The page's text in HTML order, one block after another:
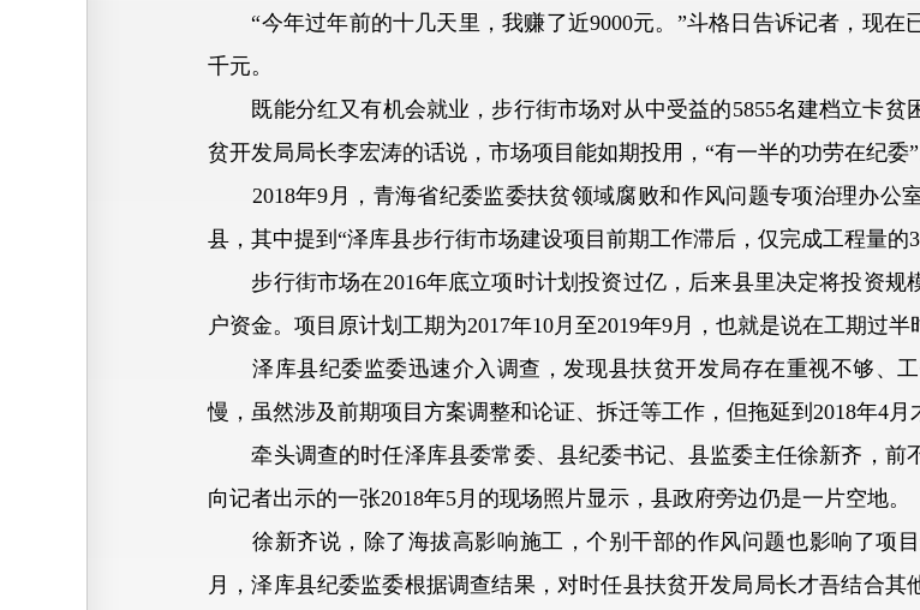
“今年过年前的十几天里，我赚了近9000元。”斗格日告诉记者，现在
千元。
既能分红又有机会就业，步行街市场对从中受益的5855名建档立卡贫
贫开发局局长李宏涛的话说，市场项目能如期投用，“有一半的功劳在纪委”
2018年9月，青海省纪委监委扶贫领域腐败和作风问题专项治理办公
县，其中提到“泽库县步行街市场建设项目前期工作滞后，仅完成工程量的
步行街市场在2016年底立项时计划投资过亿，后来县里决定将投资规
户资金。项目原计划工期为2017年10月至2019年9月，也就是说在工期过半
泽库县纪委监委迅速介入调查，发现县扶贫开发局存在重视不够、
慢，虽然涉及前期项目方案调整和论证、拆迁等工作，但拖延到2018年4月
牵头调查的时任泽库县委常委、县纪委书记、县监委主任徐新齐，前
向记者出示的一张2018年5月的现场照片显示，县政府旁边仍是一片空地。
徐新齐说，除了海拔高影响施工，个别干部的作风问题也影响了项目
月，泽库县纪委监委根据调查结果，对时任县扶贫开发局局长才吾结合